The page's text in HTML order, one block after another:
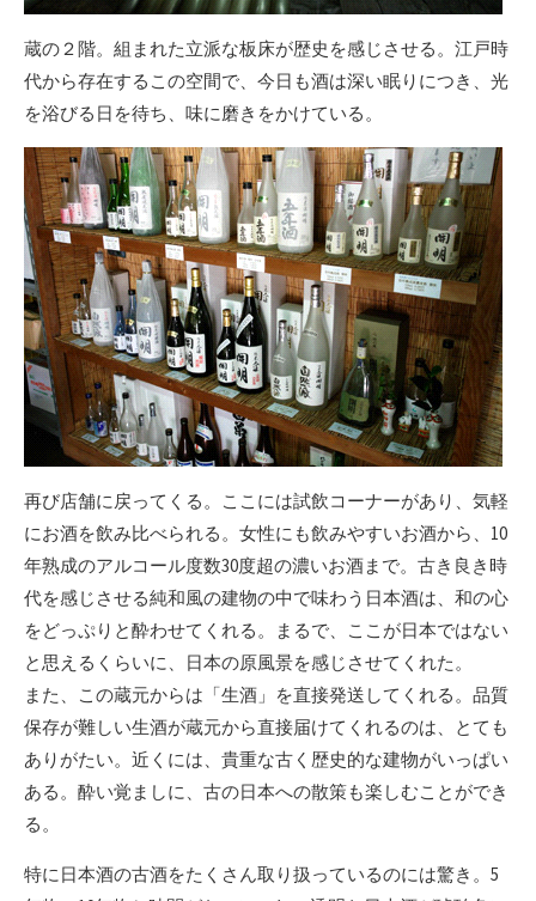
蔵の２階。組まれた立派な板床が歴史を感じさせる。江戸時
代から存在するこの空間で、今日も酒は深い眠りにつき、光
を浴びる日を待ち、味に磨きをかけている。
再び店舗に戻ってくる。ここには試飲コーナーがあり、気軽
にお酒を飲み比べられる。女性にも飲みやすいお酒から、10
年熟成のアルコール度数30度超の濃いお酒まで。古き良き時
代を感じさせる純和風の建物の中で味わう日本酒は、和の心
をどっぷりと酔わせてくれる。まるで、ここが日本ではない
と思えるくらいに、日本の原風景を感じさせてくれた。
また、この蔵元からは「生酒」を直接発送してくれる。品質
保存が難しい生酒が蔵元から直接届けてくれるのは、とても
ありがたい。近くには、貴重な古く歴史的な建物がいっぱい
ある。酔い覚ましに、古の日本への散策も楽しむことができ
る。
特に日本酒の古酒をたくさん取り扱っているのには驚き。5